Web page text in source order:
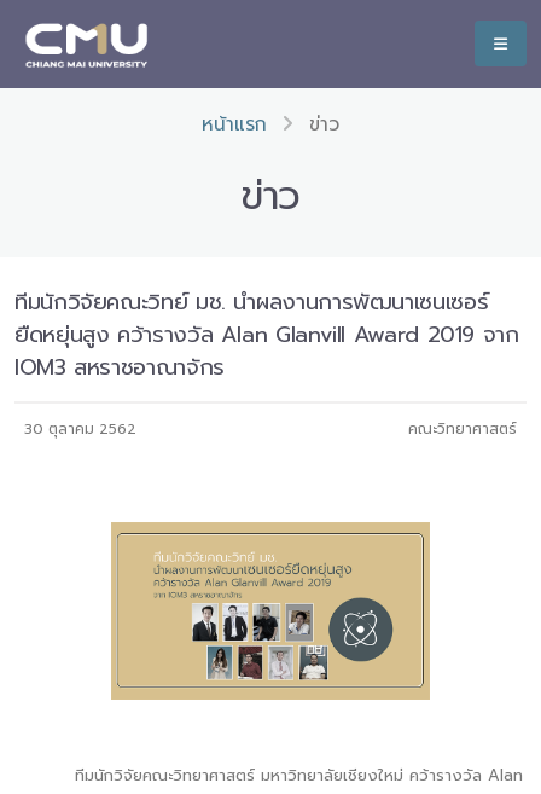
หน้าแรก ข่าว
ข่าว
ทีมนักวิจัยคณะวิทย์ มช. นำผลงานการพัฒนาเซนเซอร์
ยืดหยุ่นสูง คว้ารางวัล Alan Glanvill Award 2019 จาก
IOM3 สหราชอาณาจักร
30 ตุลาคม 2562 คณะวิทยาศาสตร์
ทีมนักวิจัยคณะวิทยาศาสตร์ มหาวิทยาลัยเชียงใหม่ คว้ารางวัล Alan